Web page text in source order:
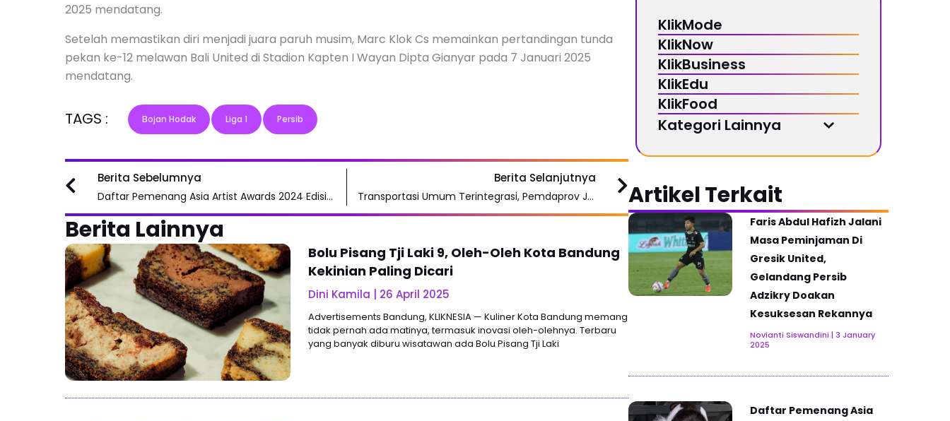
2025 mendatang.
Setelah memastikan diri menjadi juara paruh musim, Marc Klok Cs memainkan pertandingan tunda
pekan ke-12 melawan Bali United di Stadion Kapten I Wayan Dipta Gianyar pada 7 Januari 2025
mendatang.
TAGS : Bojan Hodak Liga 1 Persib
PrevBerita Sebelumnya
Daftar Pemenang Asia Artist Awards 2024 Edisi ke-9, Jang Won Young Jadi Queen of AAA
Berita Selanjutnya
Transportasi Umum Terintegrasi, Pemdaprov Jabar Rebranding BRT Jadi Metro Jabar Trans
Next
Berita Lainnya
Bolu Pisang Tji Laki 9, Oleh-Oleh Kota Bandung
Kekinian Paling Dicari
Dini Kamila 26 April 2025
Advertisements Bandung, KLIKNESIA — Kuliner Kota Bandung memang
tidak pernah ada matinya, termasuk inovasi oleh-olehnya. Terbaru
yang banyak diburu wisatawan ada Bolu Pisang Tji Laki
KlikMode
KlikNow
KlikBusiness
KlikEdu
KlikFood
Kategori Lainnya
KlikMusic
KlikTech
KlikWhats
KlikTravel
Artikel Terkait
Faris Abdul Hafizh Jalani
Masa Peminjaman Di
Gresik United,
Gelandang Persib
Adzikry Doakan
Kesuksesan Rekannya
Novianti Siswandini
3 January
2025
Daftar Pemenang Asia